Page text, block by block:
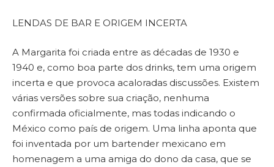
LENDAS DE BAR E ORIGEM INCERTA
A Margarita foi criada entre as décadas de 1930 e
1940 e, como boa parte dos drinks, tem uma origem
incerta e que provoca acaloradas discussões. Existem
várias versões sobre sua criação, nenhuma
confirmada oficialmente, mas todas indicando o
México como país de origem. Uma linha aponta que
foi inventada por um bartender mexicano em
homenagem a uma amiga do dono da casa, que se